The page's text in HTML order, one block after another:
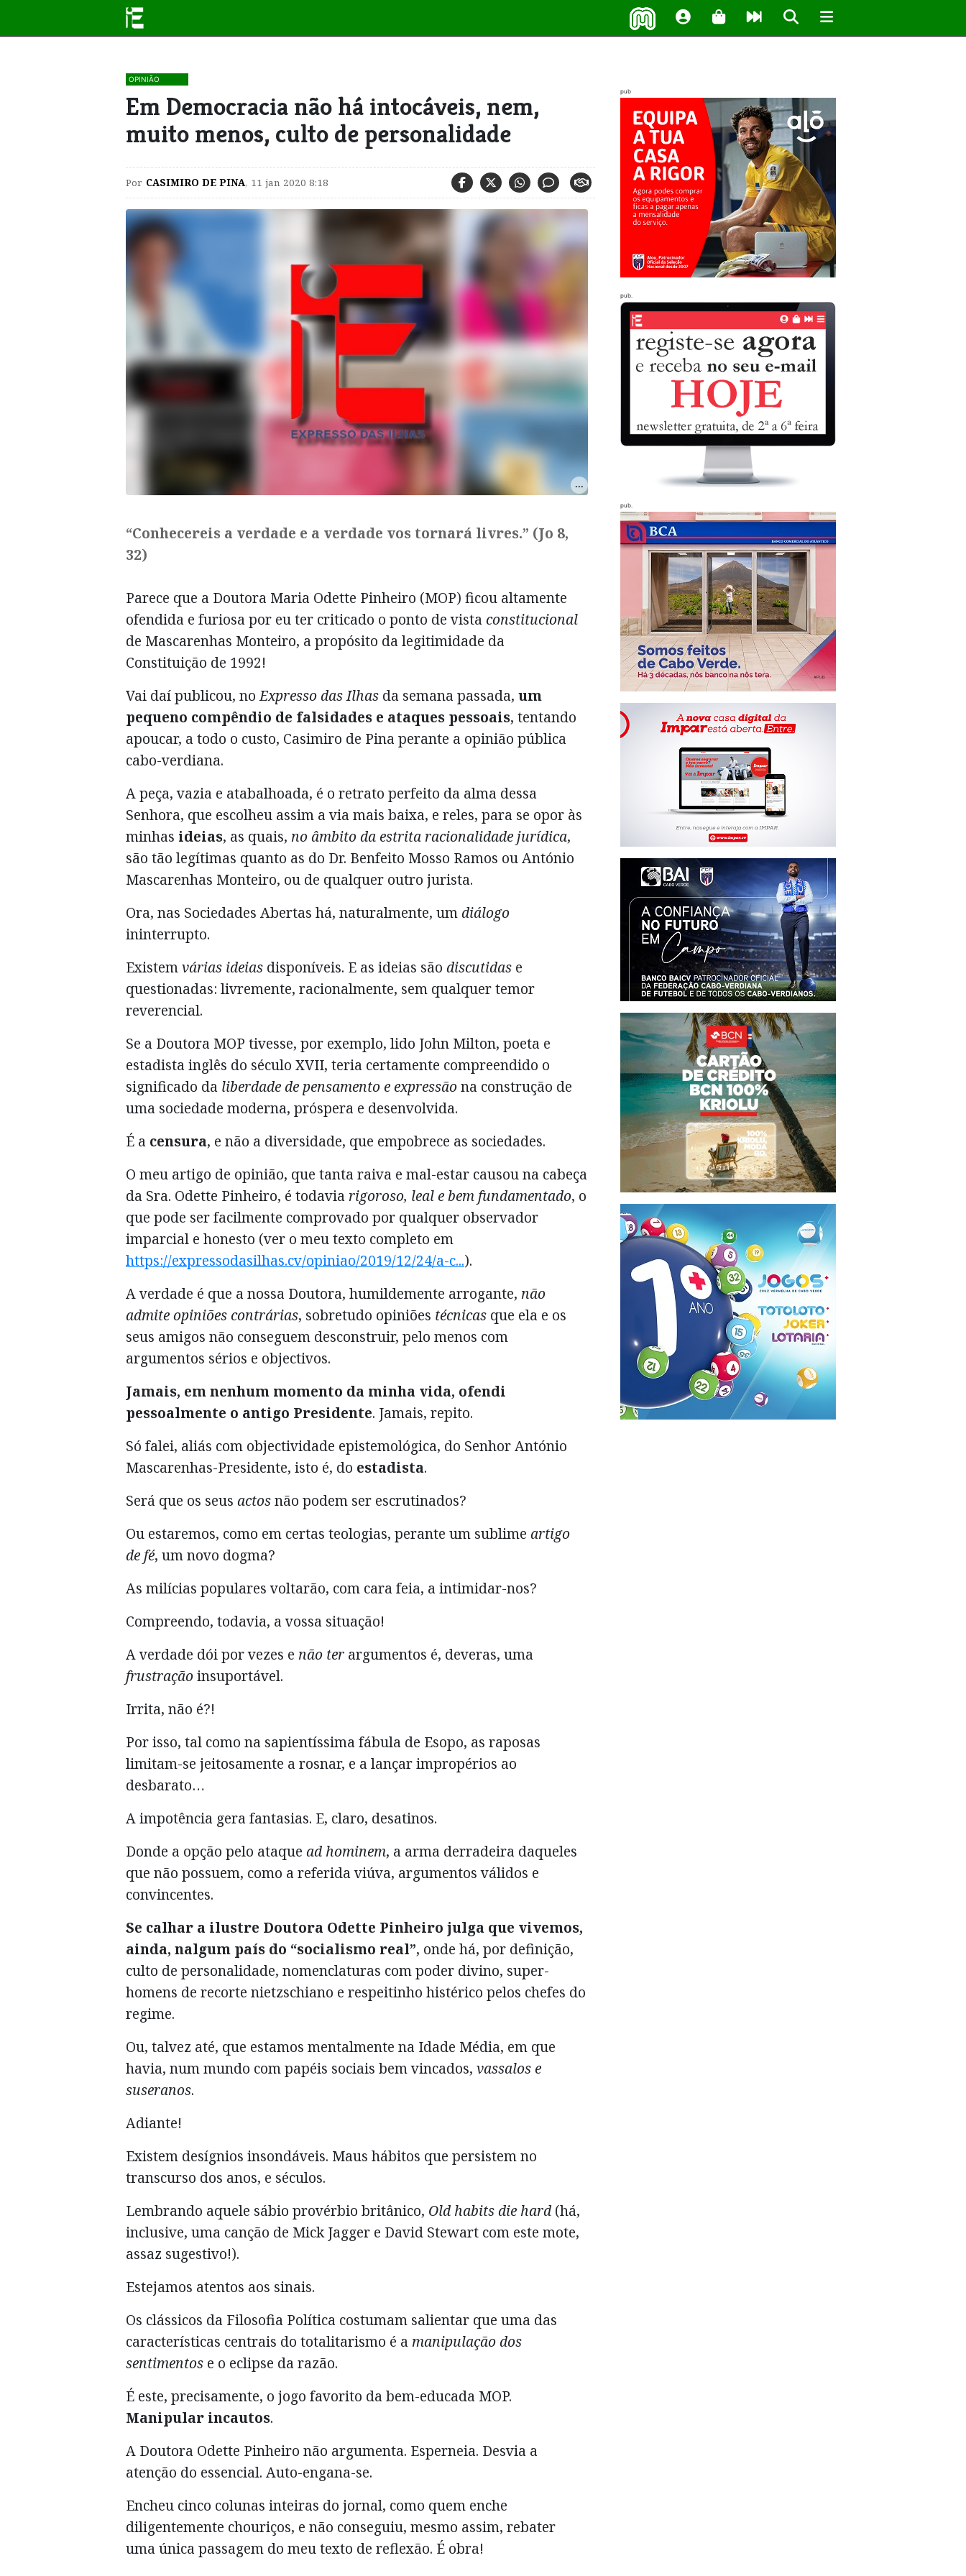
OPINIÃO
Em Democracia não há intocáveis, nem,
muito menos, culto de personalidade
Por CASIMIRO DE PINA, 11 jan 2020 8:18
“Conhecereis a verdade e a verdade vos tornará livres.” (Jo 8,
32)
Parece que a Doutora Maria Odette Pinheiro (MOP) ficou altamente
ofendida e furiosa por eu ter criticado o ponto de vistaconstitucional
de Mascarenhas Monteiro, a propósito da legitimidade da
Constituição de 1992!
Vai daí publicou, noExpresso das Ilhas da semana passada, um
pequeno compêndio de falsidades e ataques pessoais, tentando
apoucar, a todo o custo, Casimiro de Pina perante a opinião pública
cabo-verdiana.
A peça, vazia e atabalhoada, é o retrato perfeito da alma dessa
Senhora, que escolheu assim a via mais baixa, e reles, para se opor às
minhas ideias, as quais, no âmbito da estrita racionalidade jurídica,
são tão legítimas quanto as do Dr. Benfeito Mosso Ramos ou António
Mascarenhas Monteiro, ou de qualquer outro jurista.
Ora, nas Sociedades Abertas há, naturalmente, umdiálogo
ininterrupto.
Existemvárias ideias disponíveis. E as ideias são discutidas e
questionadas: livremente, racionalmente, sem qualquer temor
reverencial.
Se a Doutora MOP tivesse, por exemplo, lido John Milton, poeta e
estadista inglês do século XVII, teria certamente compreendido o
significado da liberdade de pensamento e expressãona construção de
uma sociedade moderna, próspera e desenvolvida.
É a censura, e não a diversidade, que empobrece as sociedades.
O meu artigo de opinião, que tanta raiva e mal-estar causou na cabeça
da Sra. Odette Pinheiro, é todavia rigoroso, leal e bem fundamentado, o
que pode ser facilmente comprovado por qualquer observador
imparcial e honesto (ver o meu texto completo em
https://expressodasilhas.cv/opiniao/2019/12/24/a-c...).
A verdade é que a nossa Doutora, humildemente arrogante, não
admite opiniões contrárias, sobretudo opiniões técnicas que ela e os
seus amigos não conseguem desconstruir, pelo menos com
argumentos sérios e objectivos.
Jamais, em nenhum momento da minha vida, ofendi
pessoalmente o antigo Presidente. Jamais, repito.
Só falei, aliás com objectividade epistemológica, do Senhor António
Mascarenhas-Presidente, isto é, do estadista.
Será que os seus actosnão podem ser escrutinados?
Ou estaremos, como em certas teologias, perante um sublime artigo
de fé, um novo dogma?
As milícias populares voltarão, com cara feia, a intimidar-nos?
Compreendo, todavia, a vossa situação!
A verdade dói por vezes e não ter argumentos é, deveras, uma
frustraçãoinsuportável.
Irrita, não é?!
Por isso, tal como na sapientíssima fábula de Esopo, as raposas
limitam-se jeitosamente a rosnar, e a lançar impropérios ao
desbarato…
A impotência gera fantasias. E, claro, desatinos.
Donde a opção pelo ataque ad hominem, a arma derradeira daqueles
que não possuem, como a referida viúva, argumentos válidos e
convincentes.
Se calhar a ilustre Doutora Odette Pinheiro julga que vivemos,
ainda, nalgum país do “socialismo real”, onde há, por definição,
culto de personalidade, nomenclaturas com poder divino, super-
homens de recorte nietzschiano e respeitinho histérico pelos chefes do
regime.
Ou, talvez até, que estamos mentalmente na Idade Média, em que
havia, num mundo com papéis sociais bem vincados, vassalos e
suseranos.
Adiante!
Existem desígnios insondáveis. Maus hábitos que persistem no
transcurso dos anos, e séculos.
Lembrando aquele sábio provérbio britânico, Old habits die hard (há,
inclusive, uma canção de Mick Jagger e David Stewart com este mote,
assaz sugestivo!).
Estejamos atentos aos sinais.
Os clássicos da Filosofia Política costumam salientar que uma das
características centrais do totalitarismo é a manipulação dos
sentimentos e o eclipse da razão.
É este, precisamente, o jogo favorito da bem-educada MOP.
Manipular incautos.
A Doutora Odette Pinheiro não argumenta. Esperneia. Desvia a
atenção do essencial. Auto-engana-se.
Encheu cinco colunas inteiras do jornal, como quem enche
diligentemente chouriços, e não conseguiu, mesmo assim, rebater
uma única passagem do meu texto de reflexão. É obra!
pub
pub.
pub.